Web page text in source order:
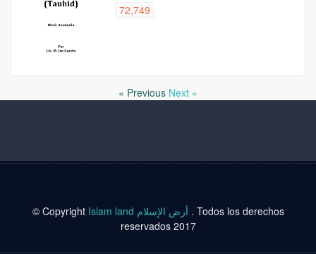
72,749
« Previous Next »
© Copyright Islam land أرض الإسلام . Todos los derechos
reservados 2017